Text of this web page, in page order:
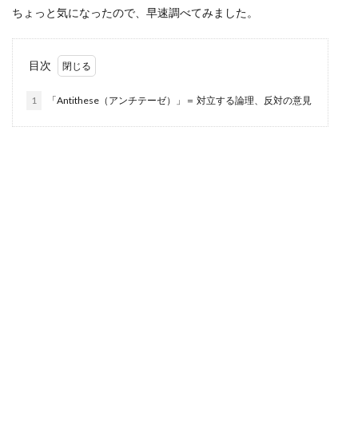
ちょっと気になったので、早速調べてみました。
目次
1 「Antithese（アンチテーゼ）」＝ 対立する論理、反対の意見